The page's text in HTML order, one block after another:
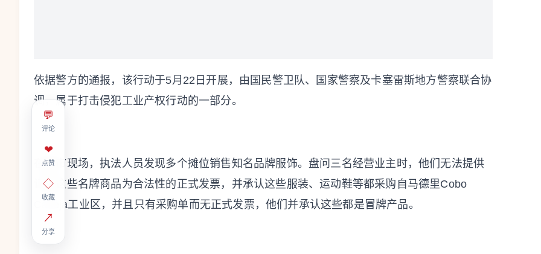
💬
评论
❤
点赞
◇
收藏
↗
分享
依据警方的通报，该行动于5月22日开展，由国民警卫队、国家警察及卡塞雷斯地方警察联合协
调，属于打击侵犯工业产权行动的一部分。
在集市现场，执法人员发现多个摊位销售知名品牌服饰。盘问三名经营业主时，他们无法提供
证明这些名牌商品为合法性的正式发票，并承认这些服装、运动鞋等都采购自马德里Cobo
Calleja工业区，并且只有采购单而无正式发票，他们并承认这些都是冒牌产品。